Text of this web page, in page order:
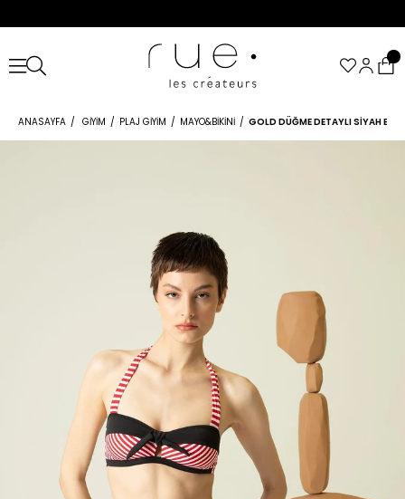
ANASAYFA GIYIM PLAJ GIYIM MAYO&BIKINI GOLD DÜĞME DETAYLI SIYAH